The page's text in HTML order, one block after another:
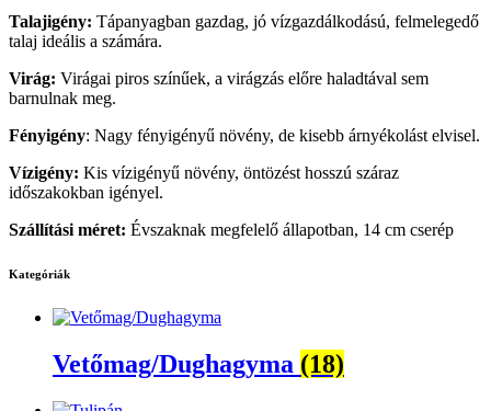
Talajigény: Tápanyagban gazdag, jó vízgazdálkodású, felmelegedő
talaj ideális a számára.
Virág: Virágai piros színűek, a virágzás előre haladtával sem
barnulnak meg.
Fényigény: Nagy fényigényű növény, de kisebb árnyékolást elvisel.
Vízigény: Kis vízigényű növény, öntözést hosszú száraz
időszakokban igényel.
Szállítási méret: Évszaknak megfelelő állapotban, 14 cm cserép
Kategóriák
Vetőmag/Dughagyma (18)